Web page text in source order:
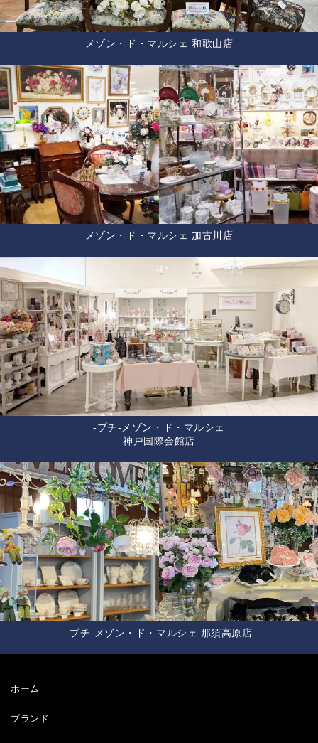
メゾン・ド・マルシェ 和歌山店
メゾン・ド・マルシェ 加古川店
-プチ-メゾン・ド・マルシェ
神戸国際会館店
-プチ-メゾン・ド・マルシェ 那須高原店
ホーム
ブランド